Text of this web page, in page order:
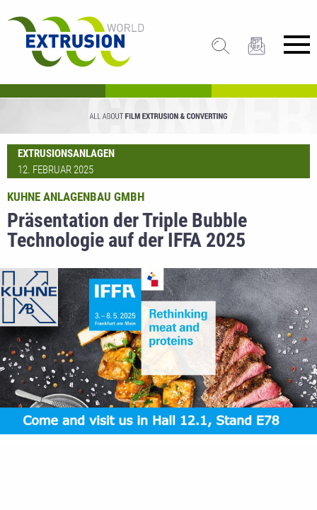
EXTRUSIONSANLAGEN
12. FEBRUAR 2025
Präsentation der Triple Bubble
Technologie auf der IFFA 2025
KUHNE ANLAGENBAU GMBH